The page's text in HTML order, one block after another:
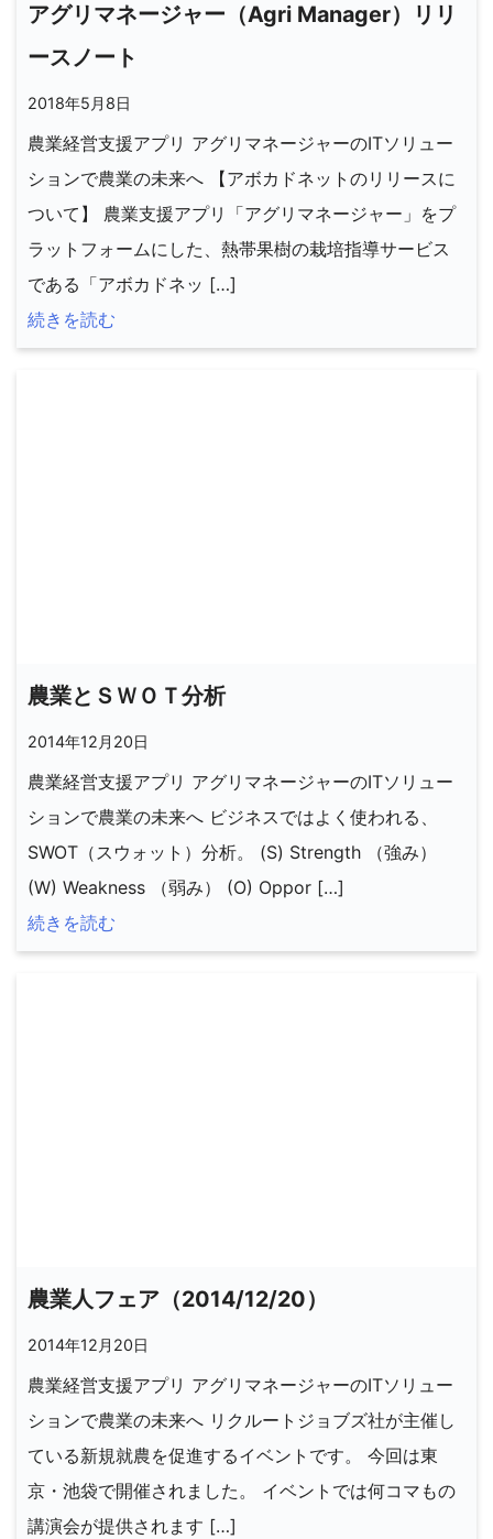
アグリマネージャー（Agri Manager）リリ
ースノート
2018年5月8日
農業経営支援アプリ アグリマネージャーのITソリュー
ションで農業の未来へ 【アボカドネットのリリースに
ついて】 農業支援アプリ「アグリマネージャー」をプ
ラットフォームにした、熱帯果樹の栽培指導サービス
である「アボカドネッ […]
続きを読む
農業とＳＷＯＴ分析
2014年12月20日
農業経営支援アプリ アグリマネージャーのITソリュー
ションで農業の未来へ ビジネスではよく使われる、
SWOT（スウォット）分析。 (S) Strength （強み）
(W) Weakness （弱み） (O) Oppor […]
続きを読む
農業人フェア（2014/12/20）
2014年12月20日
農業経営支援アプリ アグリマネージャーのITソリュー
ションで農業の未来へ リクルートジョブズ社が主催し
ている新規就農を促進するイベントです。 今回は東
京・池袋で開催されました。 イベントでは何コマもの
講演会が提供されます […]